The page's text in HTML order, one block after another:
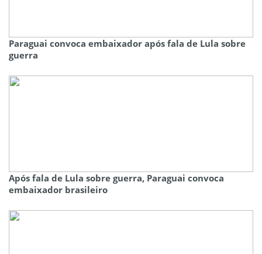
Paraguai convoca embaixador após fala de Lula sobre
guerra
Após fala de Lula sobre guerra, Paraguai convoca
embaixador brasileiro